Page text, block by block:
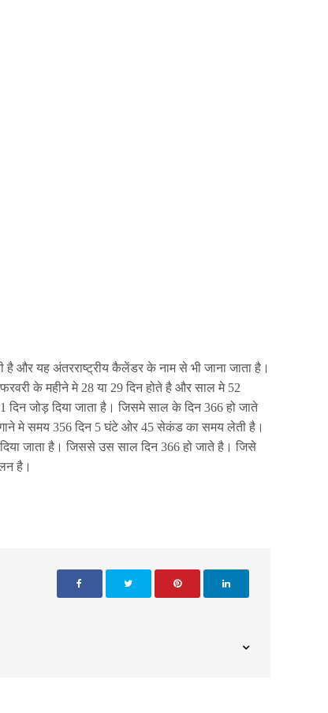
और यह अंतरराष्ट्रीय कैलेंडर के नाम से भी जाना जाता है।
के महीने मे 28 या 29 दिन होते है और साल मे 52
जोड़ दिया जाता है। जिसमे साल के दिन 366 हो जाते
मे समय 356 दिन 5 घंटे ओर 45 सेकंड का समय लेती है।
जाता है। जिससे उस साल दिन 366 हो जाते है। जिसे
है।